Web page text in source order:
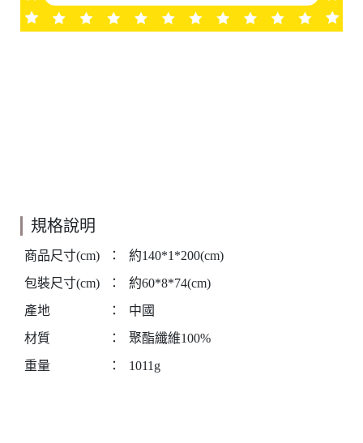
規格說明
商品尺寸(cm) ：
約140*1*200(cm)
包裝尺寸(cm)
：
約60*8*74(cm)
產地
：
中國
材質
：
聚酯纖維100%
重量
： 1011g